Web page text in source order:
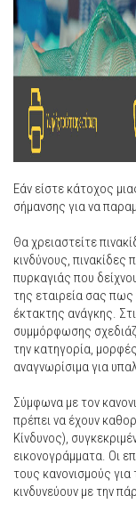
Εάν είστε κάτοχος
σήμανσης για να
Θα χρειαστείτε
κινδύνους,
πυρκαγιάς που
της εταιρεία σας
έκτακτης ανάγκης.
συμμόρφωσης
την κατηγορία,
αναγνωρίσιμα για
Σύμφωνα με τον
πρέπει να έχουν
Κίνδυνος),
εικονογράμματα. Οι
τους κανονισμούς για
κινδυνεύουν με την